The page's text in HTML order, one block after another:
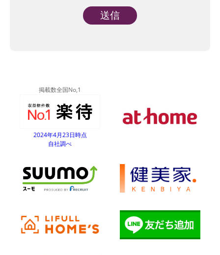
掲載数全国No,1
2024年4月23日時点
自社調べ